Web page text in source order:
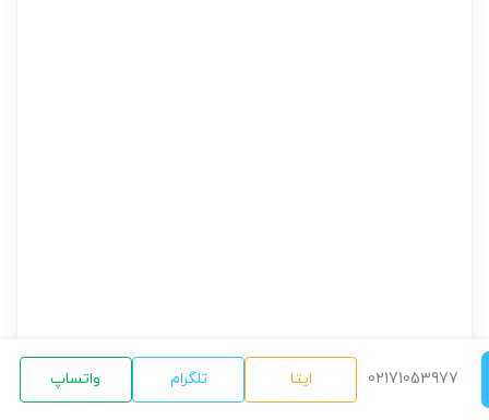
02171053977 ایتا تلگرام واتساپ